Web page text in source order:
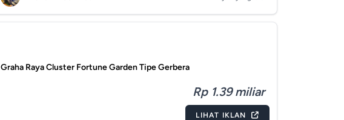
Graha Raya Cluster Fortune Garden Tipe Gerbera
Rp 1.39 miliar
LIHAT IKLAN